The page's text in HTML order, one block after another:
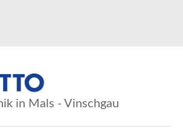
in Mals - Vinschgau